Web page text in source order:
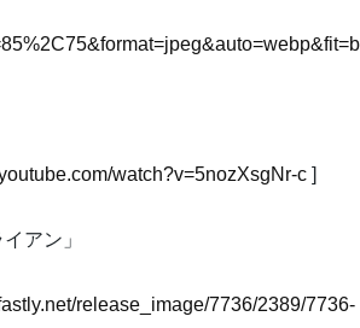
watch?v=5nozXsgNr-c ]
アン」
release_image/7736/2389/7736-